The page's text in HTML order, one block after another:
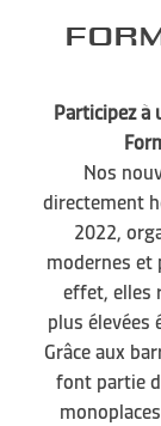
Participez à
Nos
directement
2022,
modernes et
effet, elles
plus élevées
Grâce aux
font partie